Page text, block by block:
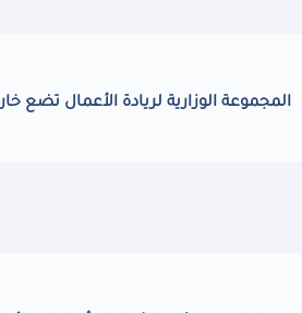
المجموعة الوزارية لريادة الأعمال تضع